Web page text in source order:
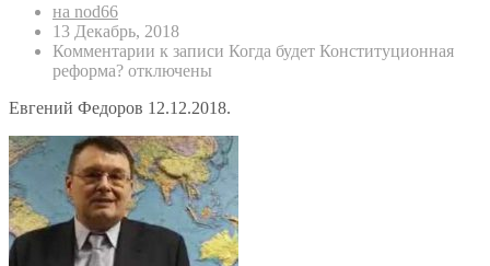
на nod66
13 Декабрь, 2018
Комментарии к записи Когда будет Конституционная
реформа? отключены
Евгений Федоров 12.12.2018.